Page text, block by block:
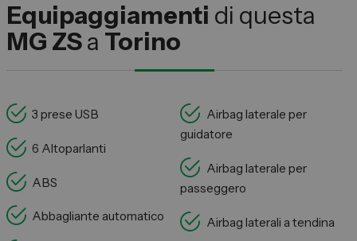
Equipaggiamenti di questa
MG ZSa Torino
3 prese USB
6 Altoparlanti
ABS
Abbagliante automatico
Airbag laterale per
guidatore
Airbag laterale per
passeggero
Airbag laterali a tendina